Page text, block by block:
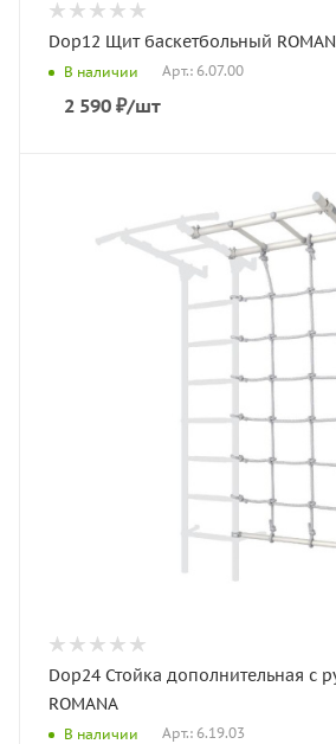
Dop12 Щит баскетбольный
В наличии Арт.: 6.07.00
2 590 ₽/шт
Dop24 Стойка дополнительная с
ROMANA
В наличии Арт.: 6.19.03